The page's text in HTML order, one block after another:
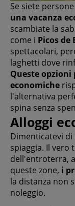
Se siete
una vacanza
scambiate la
come i Picos de
spettacolari,
laghetti dove
Queste opzioni
economiche
l'alternativa
spina senza
Alloggi
Dimenticatevi
spiaggia. Il vero
dell'entroterra,
queste zone, i
la distanza non
noleggio.